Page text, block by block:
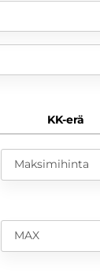
KK-erä
Maksimihinta
MAX